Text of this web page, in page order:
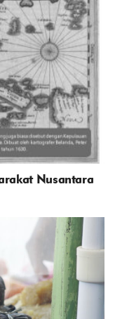
Nusantara